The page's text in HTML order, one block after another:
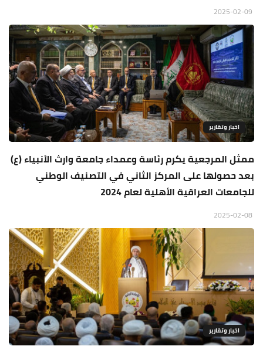
اخبار وتقارير
ممثل المرجعية يكرم رئاسة وعمداء جامعة وارث الأنبياء (ع)
بعد حصولها على المركز الثاني في التصنيف الوطني
للجامعات العراقية الأهلية لعام 2024
اخبار وتقارير